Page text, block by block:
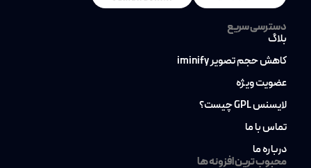
دسترسی سریع
بلاگ
کاهش حجم تصویر iminify
عضویت ویژه
لایسنس GPL چیست؟
تماس با ما
درباره ما
محبوب ترین افزونه ها